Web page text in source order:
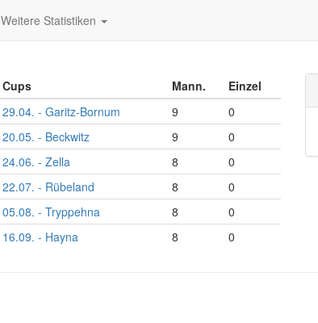
Weitere Statistiken
Cups Mann.
Einzel
29.04. - Garitz-Bornum
9
0
20.05. - Beckwitz
9
0
24.06. - Zella
8
0
22.07. - Rübeland
8
0
05.08. - Tryppehna
8
0
16.09. - Hayna
8 0